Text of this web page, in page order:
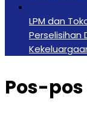
LPM dan
Perselisihan
Pos-